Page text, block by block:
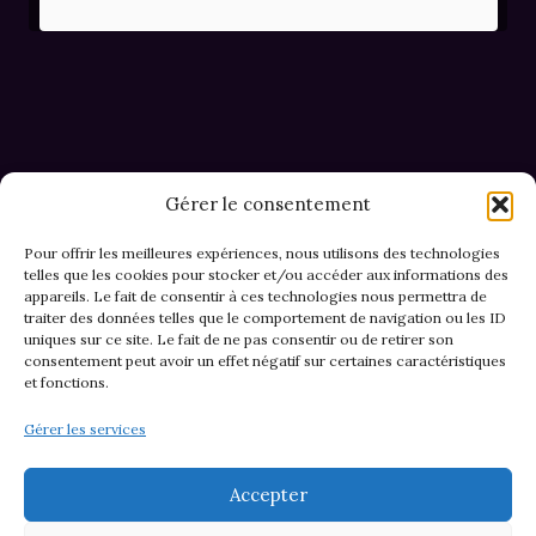
Gérer le consentement
Pour offrir les meilleures expériences, nous utilisons des technologies
telles que les cookies pour stocker et/ou accéder aux informations des
appareils. Le fait de consentir à ces technologies nous permettra de
traiter des données telles que le comportement de navigation ou les ID
uniques sur ce site. Le fait de ne pas consentir ou de retirer son
consentement peut avoir un effet négatif sur certaines caractéristiques
et fonctions.
Gérer les services
Accepter
initial actuel
CGV et Retours
Mentions légales & confidentialité